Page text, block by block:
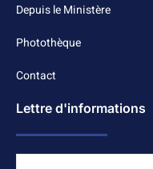
Depuis le Ministère
Photothèque
Contact
Lettre d'informations